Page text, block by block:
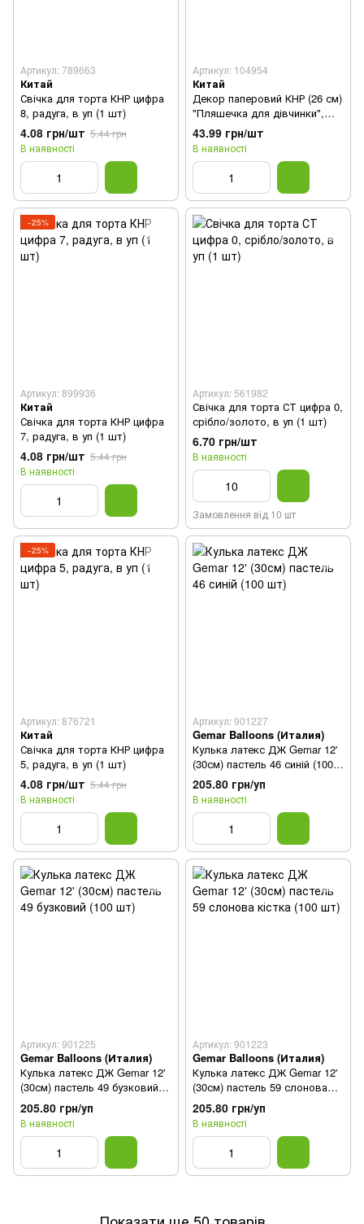
Артикул: 789663
Китай
Свічка для торта КНР цифра
8, радуга, в уп (1 шт)
4.08 грн/шт 5.44 грн
В наявності
Артикул: 104954
Китай
Декор паперовий КНР (26 см)
"Пляшечка для дівчинки",
рожевий, в уп (1 шт)
43.99 грн/шт
В наявності
−25%
Артикул: 899936
Китай
Свічка для торта КНР цифра
7, радуга, в уп (1 шт)
4.08 грн/шт 5.44 грн
В наявності
Артикул: 561982
Свічка для торта СТ цифра 0,
срібло/золото, в уп (1 шт)
6.70 грн/шт
В наявності
Замовлення від 10 шт
−25%
Артикул: 876721
Китай
Свічка для торта КНР цифра
5, радуга, в уп (1 шт)
4.08 грн/шт 5.44 грн
В наявності
Артикул: 901227
Gemar Balloons (Италия)
Кулька латекс ДЖ Gemar 12'
(30см) пастель 46 синій (100
шт)
205.80 грн/уп
В наявності
Артикул: 901225
Gemar Balloons (Италия)
Кулька латекс ДЖ Gemar 12'
(30см) пастель 49 бузковий
(100 шт)
205.80 грн/уп
В наявності
Артикул: 901223
Gemar Balloons (Италия)
Кулька латекс ДЖ Gemar 12'
(30см) пастель 59 слонова
кістка (100 шт)
205.80 грн/уп
В наявності